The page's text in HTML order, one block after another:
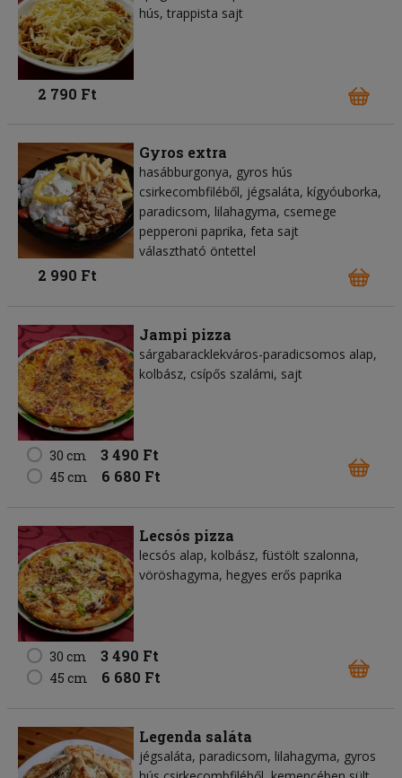
hús, trappista sajt
2 790 Ft
Gyros extra
hasábburgonya, gyros hús
csirkecombfiléből, jégsaláta, kígyóuborka,
paradicsom, lilahagyma, csemege
pepperoni paprika, feta sajt
választható öntettel
2 990 Ft
Jampi pizza
sárgabaracklekváros-paradicsomos alap,
kolbász, csípős szalámi, sajt
30 cm 3 490 Ft
45 cm 6 680 Ft
Lecsós pizza
lecsós alap, kolbász, füstölt szalonna,
vöröshagyma, hegyes erős paprika
30 cm 3 490 Ft
45 cm 6 680 Ft
Legenda saláta
jégsaláta, paradicsom, lilahagyma, gyros